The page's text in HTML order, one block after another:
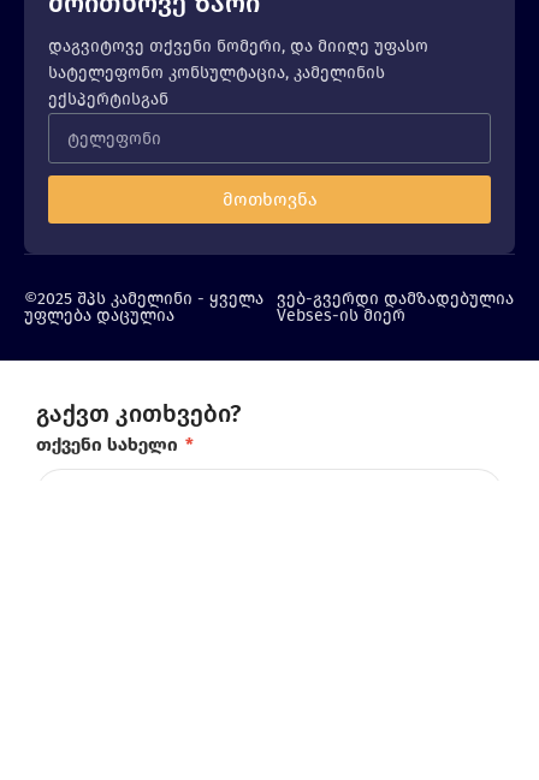
დაგვიტოვე თქვენი ნომერი, და მიიღე უფასო
სატელეფონო კონსულტაცია, კამელინის
ექსპერტისგან
მოთხოვნა
©2025 შპს კამელინი - ყველა
უფლება დაცულია
ვებ-გვერდი დამზადებულია
Vebses-ის მიერ
გაქვთ კითხვები?
თქვენი სახელი *